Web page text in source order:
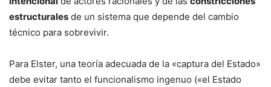
estructurales de un sistema que depende del cambio
técnico para sobrevivir.
Para Elster, una teoría adecuada de la «captura del Estado»
debe evitar tanto el funcionalismo ingenuo («el Estado